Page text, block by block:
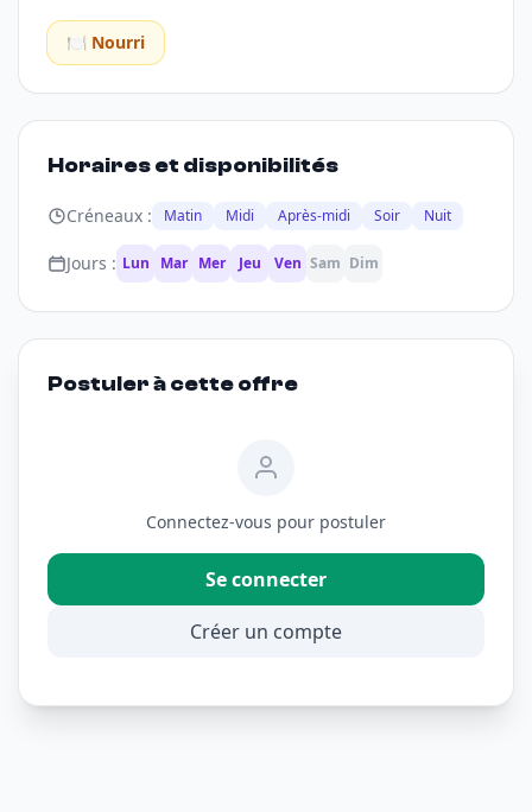
🍽️ Nourri
Horaires et disponibilités
Créneaux : Matin Midi Après-midi Soir Nuit
Jours : Lun Mar Mer Jeu Ven Sam Dim
Postuler à cette offre
Connectez-vous pour postuler
Se connecter
Créer un compte